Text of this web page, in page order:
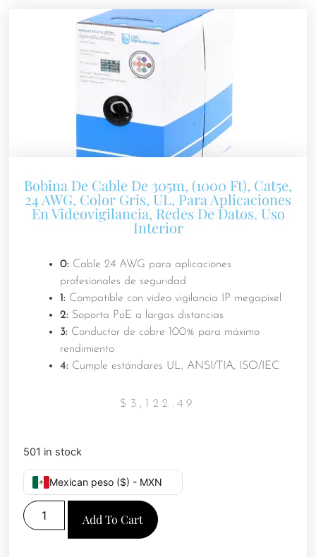
Bobina De Cable De 305m, (1000 Ft), Cat5e,
24 AWG, Color Gris, UL, Para Aplicaciones
En Videovigilancia, Redes De Datos. Uso
Interior
0: Cable 24 AWG para aplicaciones
profesionales de seguridad
1: Compatible con video vigilancia IP megapixel
2: Soporta PoE a largas distancias
3: Conductor de cobre 100% para máximo
rendimiento
4: Cumple estándares UL, ANSI/TIA, ISO/IEC
$ 3,122.49
501 in stock
Mexican peso ($) - MXN
Add To Cart